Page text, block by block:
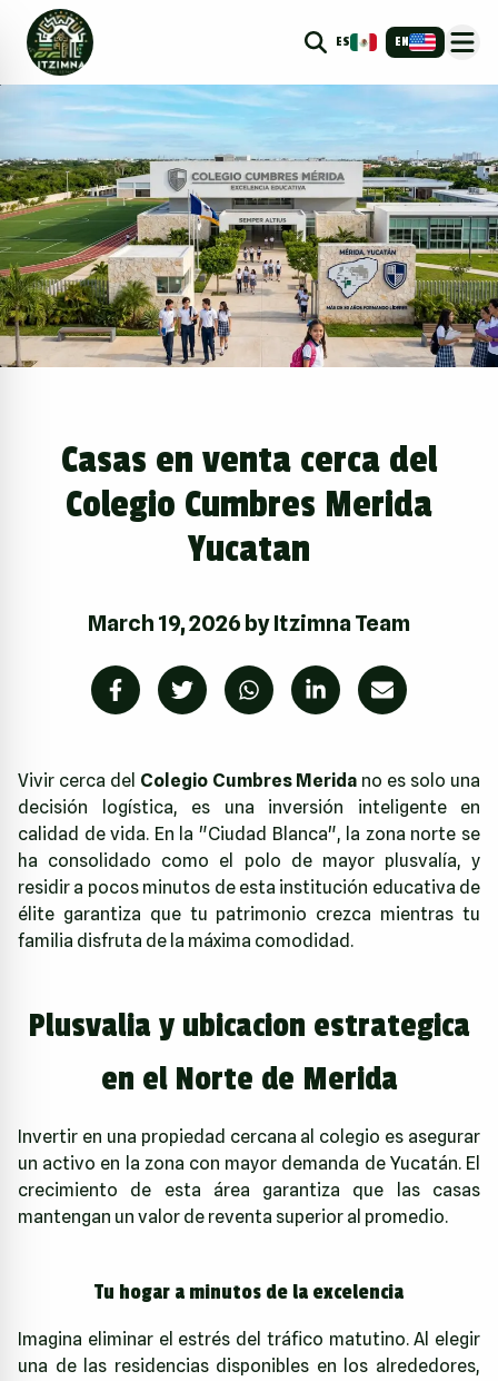
ES EN
Casas en venta cerca del
Colegio Cumbres Merida
Yucatan
March 19, 2026 byItzimna Team
Vivir cerca del Colegio Cumbres Merida no es solo una
decisión logística, es una inversión inteligente en
calidad de vida. En la "Ciudad Blanca", la zona norte se
ha consolidado como el polo de mayor plusvalía, y
residir a pocos minutos de esta institución educativa de
élite garantiza que tu patrimonio crezca mientras tu
familia disfruta de la máxima comodidad.
Plusvalia y ubicacion estrategica
en el Norte de Merida
Invertir en una propiedad cercana al colegio es asegurar
un activo en la zona con mayor demanda de Yucatán. El
crecimiento de esta área garantiza que las casas
mantengan un valor de reventa superior al promedio.
Tu hogar a minutos de la excelencia
Imagina eliminar el estrés del tráfico matutino. Al elegir
una de las residencias disponibles en los alrededores,